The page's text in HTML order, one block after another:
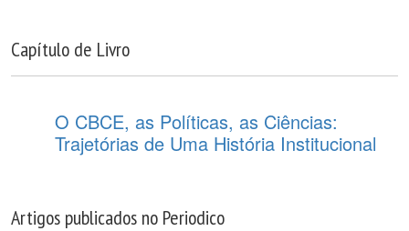
Capítulo de Livro
O CBCE, as Políticas, as Ciências:
Trajetórias de Uma História Institucional
Artigos publicados no Periodico